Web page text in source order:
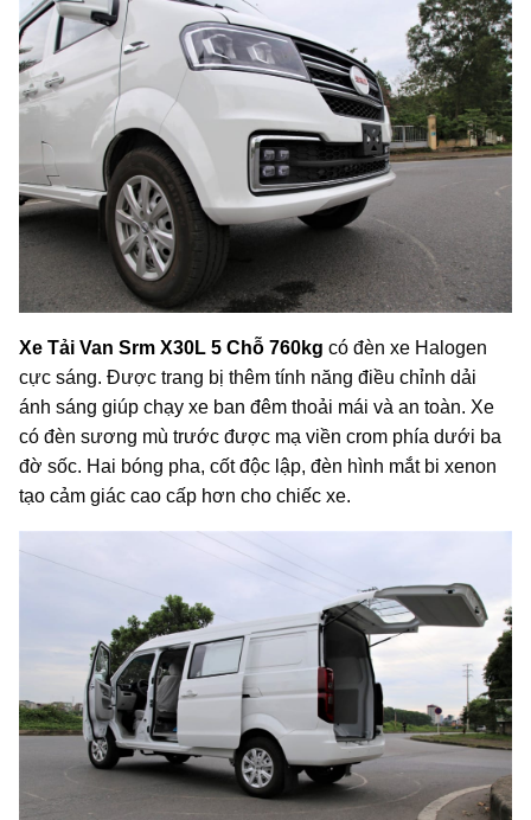
Xe Tải Van Srm X30L 5 Chỗ 760kg có đèn xe Halogen
cực sáng. Được trang bị thêm tính năng điều chỉnh dải
ánh sáng giúp chạy xe ban đêm thoải mái và an toàn. Xe
có đèn sương mù trước được mạ viền crom phía dưới ba
đờ sốc. Hai bóng pha, cốt độc lập, đèn hình mắt bi xenon
tạo cảm giác cao cấp hơn cho chiếc xe.